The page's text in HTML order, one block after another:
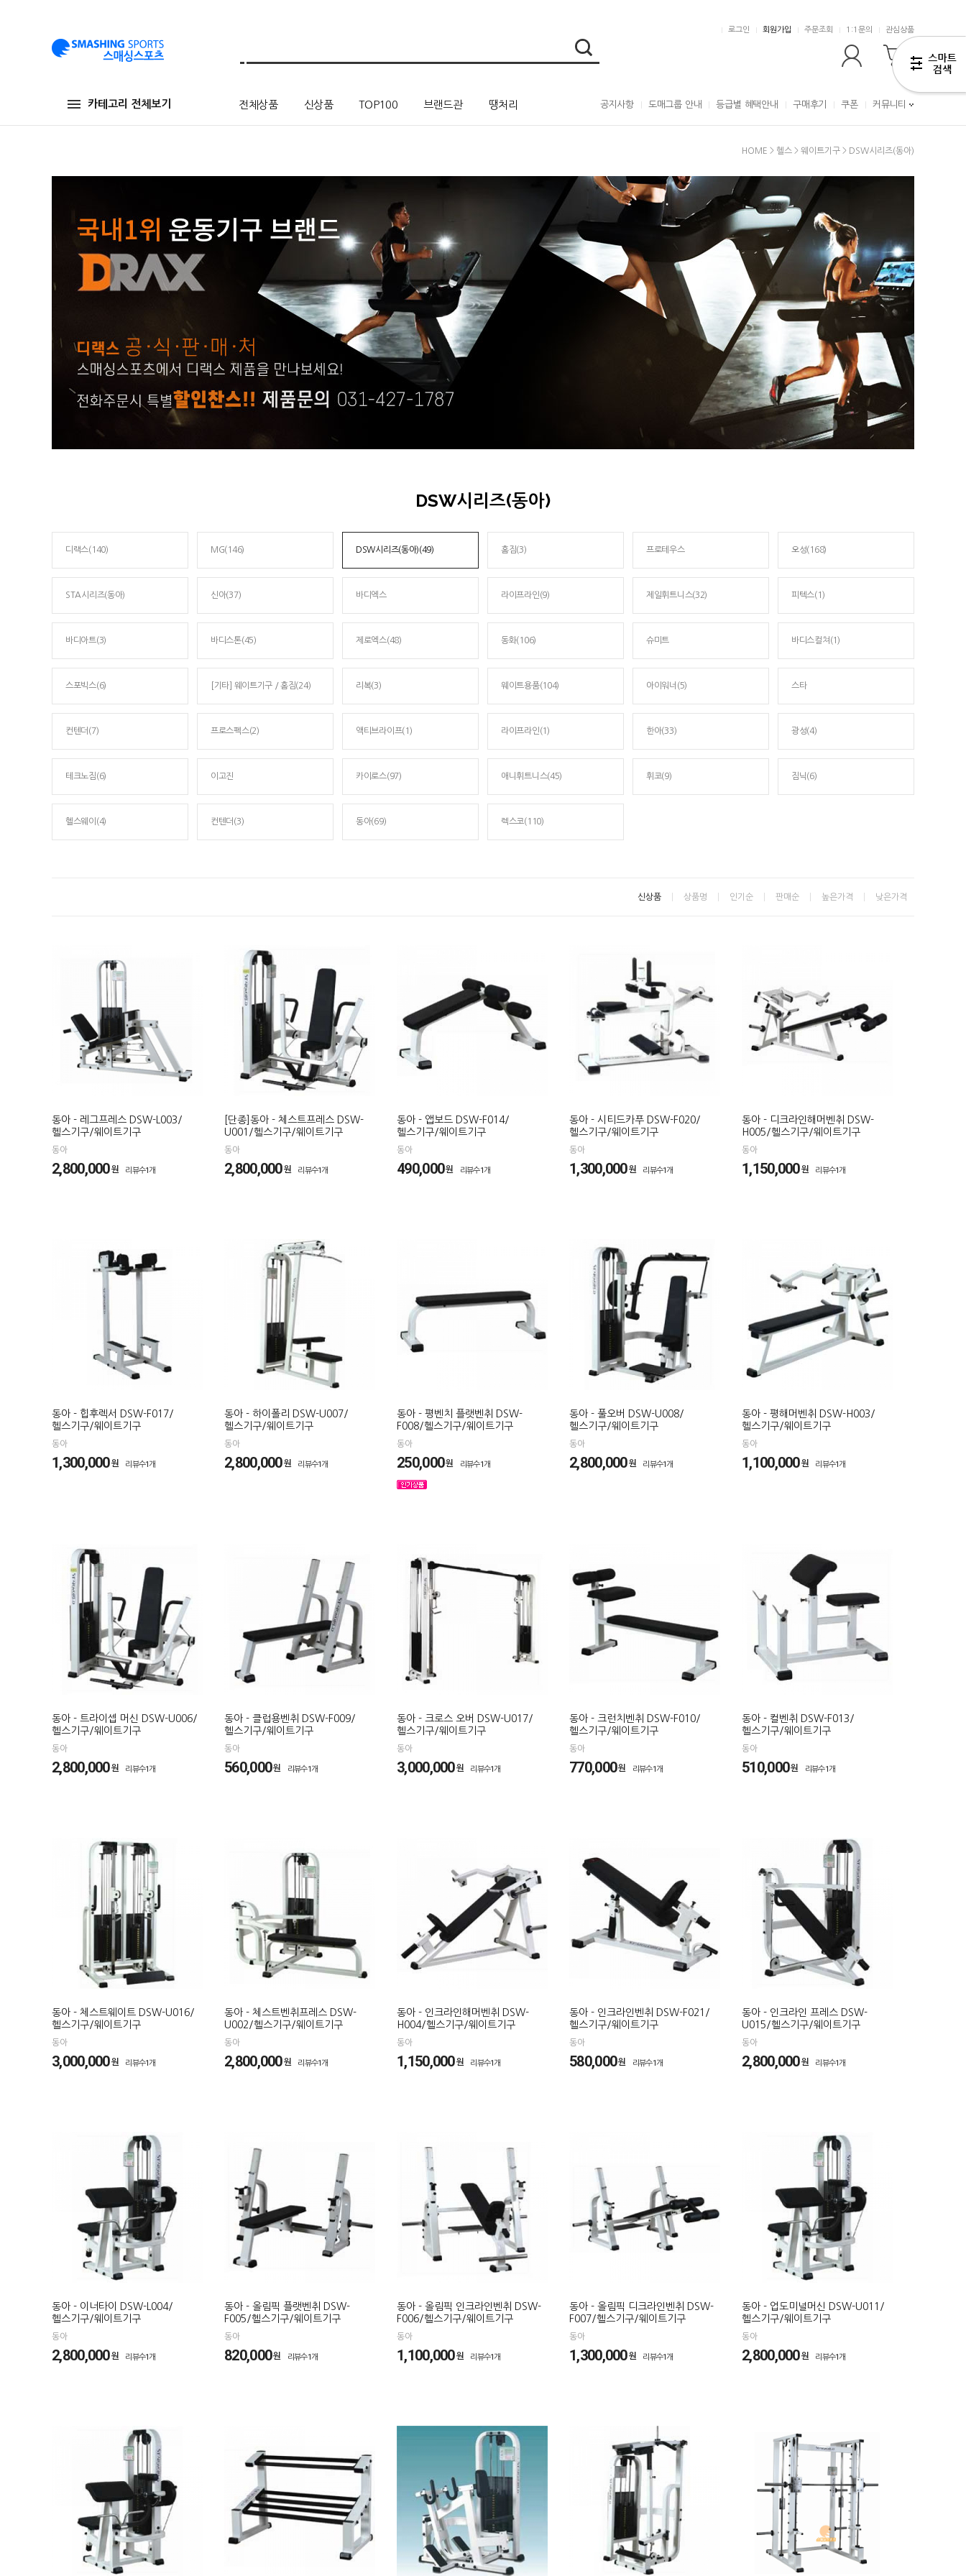
로그인 회원가입 주문조회 1:1문의 관심상품
카테고리 전체보기 전체상품 신상품 TOP100 브랜드관 땡처리 공지사항 도매그룹 안내 등급별 혜택안내 구매후기 쿠폰 커뮤니티
HOME > 헬스 > 웨이트기구 > DSW시리즈(동아)
DSW시리즈(동아)
디랙스(140) MG(146) DSW시리즈(동아)(49) 홈짐(3) 프로테우스 오성(168)
STA시리즈(동아) 신아(37) 바디엑스 라이프라인(9) 제일휘트니스(32) 피텍스(1)
바디아트(3) 바디스톤(45) 제로엑스(48) 동화(106) 슈미트 바디스컬쳐(1)
스포빅스(6) [기타] 웨이트기구 / 홈짐(24) 리복(3) 웨이트용품(104) 아이워너(5) 스타
컨텐더(7) 프로스펙스(2) 액티브라이프(1) 라이프라인(1) 한아(33) 광성(4)
테크노짐(6) 이고진 카이로스(97) 애니휘트니스(45) 휘코(9) 짐닉(6)
헬스웨이(4) 컨텐더(3) 동아(69) 렉스코(110)
신상품 상품명 인기순 판매순 높은가격 낮은가격
동아 - 레그프레스 DSW-L003/
헬스기구/웨이트기구
동아
2,800,000원 리뷰수1개
[단종]동아 - 체스트프레스 DSW-
U001/헬스기구/웨이트기구
동아
2,800,000원 리뷰수1개
동아 - 앱보드 DSW-F014/
헬스기구/웨이트기구
동아
490,000원 리뷰수1개
동아 - 시티드카푸 DSW-F020/
헬스기구/웨이트기구
동아
1,300,000원 리뷰수1개
동아 - 디크라인해머벤취 DSW-
H005/헬스기구/웨이트기구
동아
1,150,000원 리뷰수1개
동아 - 힙후렉서 DSW-F017/
헬스기구/웨이트기구
동아
1,300,000원 리뷰수1개
동아 - 하이폴리 DSW-U007/
헬스기구/웨이트기구
동아
2,800,000원 리뷰수1개
동아 - 평벤치 플랫벤취 DSW-
F008/헬스기구/웨이트기구
동아
250,000원 리뷰수1개
동아 - 풀오버 DSW-U008/
헬스기구/웨이트기구
동아
2,800,000원 리뷰수1개
동아 - 평해머벤취 DSW-H003/
헬스기구/웨이트기구
동아
1,100,000원 리뷰수1개
동아 - 트라이셉 머신 DSW-U006/
헬스기구/웨이트기구
동아
2,800,000원 리뷰수1개
동아 - 클럽용벤취 DSW-F009/
헬스기구/웨이트기구
동아
560,000원 리뷰수1개
동아 - 크로스 오버 DSW-U017/
헬스기구/웨이트기구
동아
3,000,000원 리뷰수1개
동아 - 크런치벤취 DSW-F010/
헬스기구/웨이트기구
동아
770,000원 리뷰수1개
동아 - 컬벤취 DSW-F013/
헬스기구/웨이트기구
동아
510,000원 리뷰수1개
동아 - 체스트웨이트 DSW-U016/
헬스기구/웨이트기구
동아
3,000,000원 리뷰수1개
동아 - 체스트벤취프레스 DSW-
U002/헬스기구/웨이트기구
동아
2,800,000원 리뷰수1개
동아 - 인크라인해머벤취 DSW-
H004/헬스기구/웨이트기구
동아
1,150,000원 리뷰수1개
동아 - 인크라인벤취 DSW-F021/
헬스기구/웨이트기구
동아
580,000원 리뷰수1개
동아 - 인크라인 프레스 DSW-
U015/헬스기구/웨이트기구
동아
2,800,000원 리뷰수1개
동아 - 이너타이 DSW-L004/
헬스기구/웨이트기구
동아
2,800,000원 리뷰수1개
동아 - 올림픽 플랫벤취 DSW-
F005/헬스기구/웨이트기구
동아
820,000원 리뷰수1개
동아 - 올림픽 인크라인벤취 DSW-
F006/헬스기구/웨이트기구
동아
1,100,000원 리뷰수1개
동아 - 올림픽 디크라인벤취 DSW-
F007/헬스기구/웨이트기구
동아
1,300,000원 리뷰수1개
동아 - 업도미널머신 DSW-U011/
헬스기구/웨이트기구
동아
2,800,000원 리뷰수1개